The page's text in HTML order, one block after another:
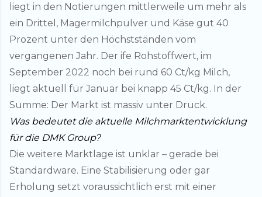
liegt in den Notierungen mittlerweile um mehr als
ein Drittel, Magermilchpulver und Käse gut 40
Prozent unter den Höchstständen vom
vergangenen Jahr. Der ife Rohstoffwert, im
September 2022 noch bei rund 60 Ct/kg Milch,
liegt aktuell für Januar bei knapp 45 Ct/kg. In der
Summe: Der Markt ist massiv unter Druck.
Was bedeutet die aktuelle Milchmarktentwicklung
für die DMK Group?
Die weitere Marktlage ist unklar – gerade bei
Standardware. Eine Stabilisierung oder gar
Erholung setzt voraussichtlich erst mit einer